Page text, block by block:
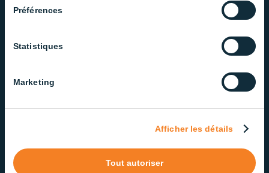
Préférences
Statistiques
Marketing
Afficher les détails
Tout autoriser
Régulation de 0,2 % à 100 %